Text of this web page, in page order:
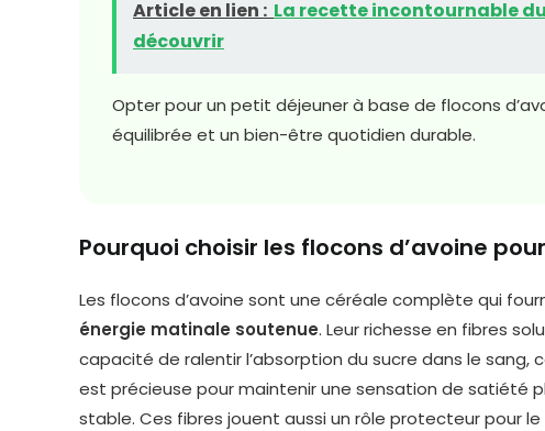
Article en lien : La recette incontournable
découvrir
Opter pour un petit déjeuner à base de flocons
équilibrée et un bien-être quotidien durable.
Pourquoi choisir les flocons d’avoine
Les flocons d’avoine sont une céréale complète qui
énergie matinale soutenue. Leur richesse en fibres
capacité de ralentir l’absorption du sucre dans le
est précieuse pour maintenir une sensation de satiété
stable. Ces fibres jouent aussi un rôle protecteur pour